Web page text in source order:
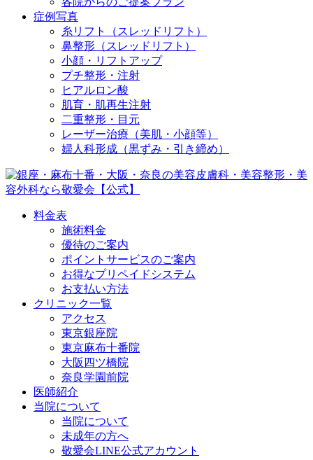
症例写真
糸リフト（スレッドリフト）
鼻整形（スレッドリフト）
小顔・リフトアップ
プチ整形・注射
ヒアルロン酸
肌育・肌再生注射
二重整形・目元
レーザー治療（美肌・小顔等）
婦人科形成（黒ずみ・引き締め）
料金表
施術料金
優待のご案内
ポイントサービスのご案内
お得なプリペイドシステム
お支払い方法
クリニック一覧
アクセス
東京銀座院
東京麻布十番院
大阪四ツ橋院
奈良学園前院
医師紹介
当院について
当院について
未成年の方へ
敬愛会LINE公式アカウント